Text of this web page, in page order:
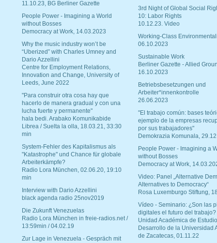
11.10.23, BG Berliner Gazette
People Power - Imagining a World
without Bosses
Democracy at Work, 14.03.2023
Why the music industry won’t be
“Uberized” with Charles Umney and
Dario Azzellini
Centre for Employment Relations,
Innovation and Change, University of
Leeds, June 2022
"Para construir otra cosa hay que
hacerlo de manera gradual y con una
lucha fuerte y permanente"
hala bedi. Arabako Komunikabide
Librea / Suelta la olla, 18.03.21, 33:30
min
System-Fehler des Kapitalismus als
"Katastrophe" und Chance für globale
Arbeiterkämpfe?
Radio Lora München, 02.06.20, 19:10
min
Interview with Dario Azzellini
black agenda radio 25nov2019
Die Zukunft Venezuelas
Radio Lora München in freie-radios.net /
13:59min / 04.02.19
Zur Lage in Venezuela - Gespräch mit
3rd Night of Global Social
10: Labor Rights
10.12.23. Video
Working-Class
06.10.2023
Sustainable Work
Berliner Gazette - Allied
16.10.2023
Betriebsbesetzungen und
Arbeiter*innenkontrolle
26.06.2023
"El trabajo común: bases
ejemplo de la empresas
por sus trabajadores"
Demokrazia Komunala,
People Power - Imagining a
without Bosses
Democracy at Work,
Video: Panel „Alternative
Alternatives to Democracy“
Rosa Luxemburgo Stiftung,
Vídeo - Seminario: ¿Son las
digitales el futuro del trabajo?
Unidad Académica de
Desarrollo de la Universidad
de Zacatecas, 01.11.22